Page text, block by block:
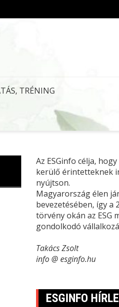
Megjelent az ESG
TRÉNING
Az ESGinfo célja,
kerülő érintetteknek
nyújtson.
Magyarország élen
bevezetésében, így a
törvény okán az ESG
gondolkodó
Takács Zsolt
info @ esginfo.hu
ESGINFO